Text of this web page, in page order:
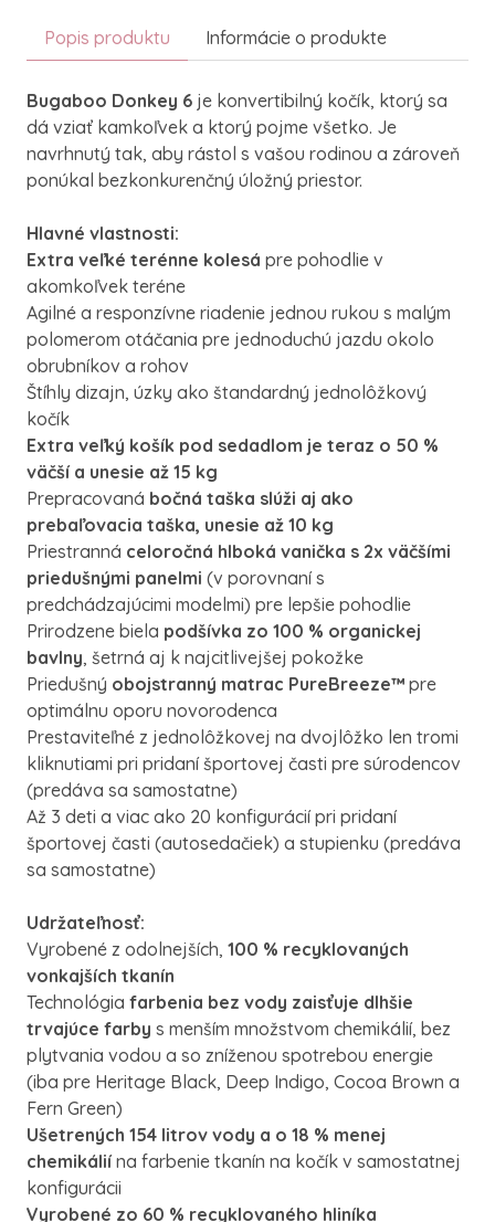
Popis produktu Informácie o produkte
Bugaboo Donkey 6 je konvertibilný kočík, ktorý sa
dá vziať kamkoľvek a ktorý pojme všetko. Je
navrhnutý tak, aby rástol s vašou rodinou a zároveň
ponúkal bezkonkurenčný úložný priestor.
Hlavné vlastnosti:
Extra veľké terénne kolesá pre pohodlie v
akomkoľvek teréne
Agilné a responzívne riadenie jednou rukou s malým
polomerom otáčania pre jednoduchú jazdu okolo
obrubníkov a rohov
Štíhly dizajn, úzky ako štandardný jednolôžkový
kočík
Extra veľký košík pod sedadlom je teraz o 50 %
väčší a unesie až 15 kg
Prepracovaná bočná taška slúži aj ako
prebaľovacia taška, unesie až 10 kg
Priestranná celoročná hlboká vanička s 2x väčšími
priedušnými panelmi (v porovnaní s
predchádzajúcimi modelmi) pre lepšie pohodlie
Prirodzene biela podšívka zo 100 % organickej
bavlny, šetrná aj k najcitlivejšej pokožke
Priedušný obojstranný matrac PureBreeze™ pre
optimálnu oporu novorodenca
Prestaviteľné z jednolôžkovej na dvojlôžko len tromi
kliknutiami pri pridaní športovej časti pre súrodencov
(predáva sa samostatne)
Až 3 deti a viac ako 20 konfigurácií pri pridaní
športovej časti (autosedačiek) a stupienku (predáva
sa samostatne)
Udržateľnosť:
Vyrobené z odolnejších, 100 % recyklovaných
vonkajších tkanín
Technológia farbenia bez vody zaisťuje dlhšie
trvajúce farby s menším množstvom chemikálií, bez
plytvania vodou a so zníženou spotrebou energie
(iba pre Heritage Black, Deep Indigo, Cocoa Brown a
Fern Green)
Ušetrených 154 litrov vody a o 18 % menej
chemikáliína farbenie tkanín na kočík v samostatnej
konfigurácii
Vyrobené zo 60 % recyklovaného hliníka